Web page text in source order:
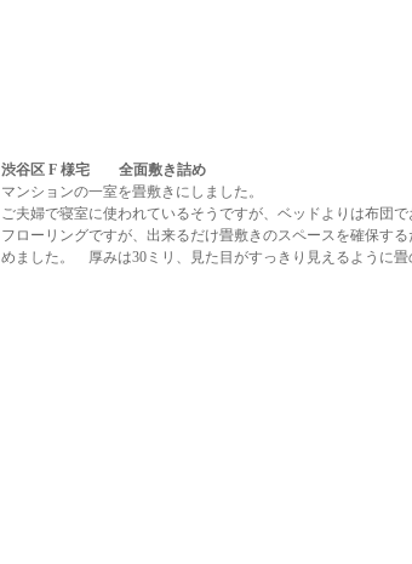
渋谷区 F 様宅 全面敷き詰め
マンションの一室を畳敷きにしました。
ご夫婦で寝室に使われているそうですが、ベッドよりは布団
フローリングですが、出来るだけ畳敷きのスペースを確保す
めました。 厚みは30ミリ、見た目がすっきり見えるように畳